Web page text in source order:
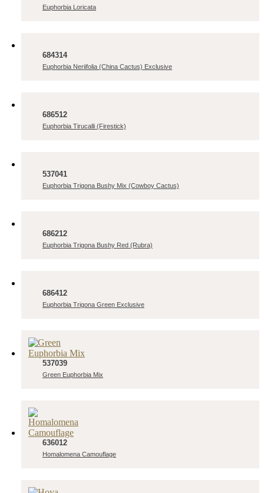
Euphorbia Loricata
684314
Euphorbia Neriifolia (China Cactus) Exclusive
686512
Euphorbia Tirucalli (Firestick)
537041
Euphorbia Trigona Bushy Mix (Cowboy Cactus)
686212
Euphorbia Trigona Bushy Red (Rubra)
686412
Euphorbia Trigona Green Exclusive
537039
Green Euphorbia Mix
636012
Homalomena Camouflage